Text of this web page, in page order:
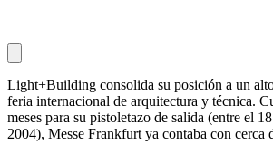
Light+Building consolida su posición a un
feria internacional de arquitectura y técnica.
meses para su pistoletazo de salida (entre el
2004), Messe Frankfurt ya contaba con cerca